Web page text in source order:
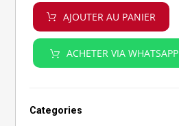
AJOUTER AU PANIER
ACHETER VIA WHATSAPP
Categories